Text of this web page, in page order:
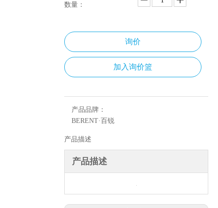
数量：
询价
加入询价篮
产品品牌：
BERENT·百锐
产品描述
产品描述